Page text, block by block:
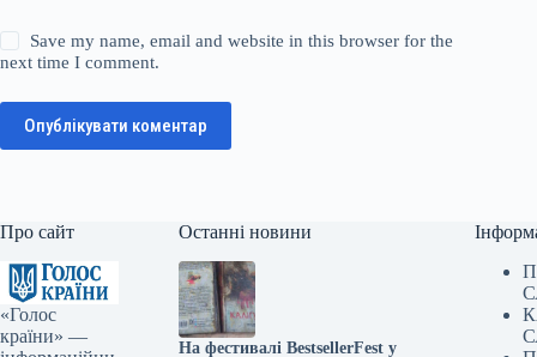
Save my name, email and website in this browser for the
next time I comment.
Опублікувати коментар
Про сайт
«Голос
країни» —
Останні новини
На фестивалі BestsellerFest у